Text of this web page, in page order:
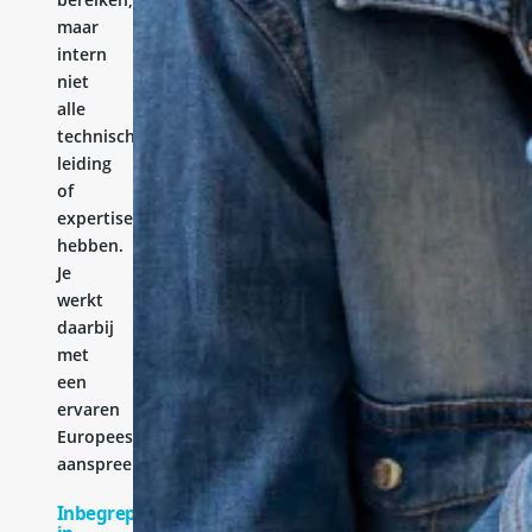
maar
intern
niet
alle
technische
leiding
of
expertise
hebben.
Je
werkt
daarbij
met
een
ervaren
Europees
aanspreekpunt.
Inbegrepen